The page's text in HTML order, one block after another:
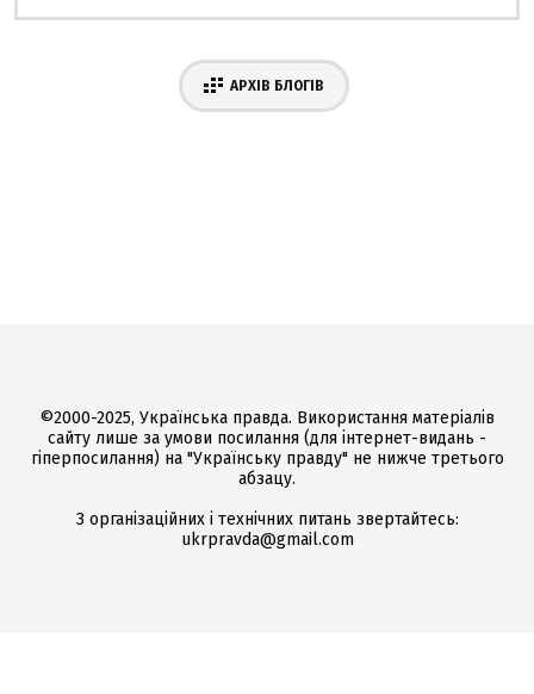
АРХІВ БЛОГІВ
©2000-2025, Українська правда. Використання матеріалів
сайту лише за умови посилання (для інтернет-видань -
гіперпосилання) на "Українську правду" не нижче третього
абзацу.
З організаційних і технічних питань звертайтесь:
ukrpravda@gmail.com